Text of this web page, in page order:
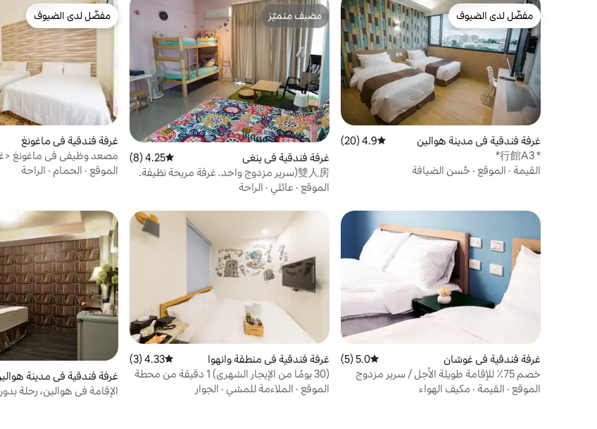
مفضّل لدى الضيوف
مفضّل لدى الضيوف
غرفة فندقية في مدينة هوالين متوسط التقييم 4.9 من 5، 20 مراجعات
4.9 (20)
* 行館A3*
القيمة · الموقع · حُسن الضيافة
مضيف متميّز
مضيف متميّز
غرفة فندقية في ينغى متوسط التقييم 4.25 من 5، 8 مراجعات
4.25 (8)
雙人房(سرير مزدوج واحد. غرفة مريحة نظيفة.
محطة ينج
الموقع · عائلي · الراحة
مفضّل لدى الضيوف
مفضّل لدى الضيوف
غرفة فندقية في ماغونغ
مصعد وظيفي في ماغونغ
أشخاص> مع وكالة تأجير
مطهرة☆ يرجى الاطمئنان☆
الموقع · الحمام · الراحة
غرفة فندقية في غوشان متوسط التقييم 5.0 من 5، 5 مراجعات
5.0 (5)
خصم 75٪ للإقامة طويلة الأجل / سرير مزدوج
لشخصين / سرير مزدوج × 2 / فندق هاماستا /
الموقع · القيمة · مكيف الهواء
غرفة فندقية في منطقة وانهوا متوسط التقييم 4.33 من 5، 3 مراجعات
4.33 (3)
(30 يومًا من الإيجار الشهري) 1 دقيقة من محطة
مترو Ximending بجانب 7-11
الموقع · الملاءمة للمشي · الجوار
غرفة فندقية في مدينة
الإقامة في هوالين، رحلة